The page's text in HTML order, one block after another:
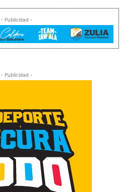
- Publicidad -
- Publicidad -